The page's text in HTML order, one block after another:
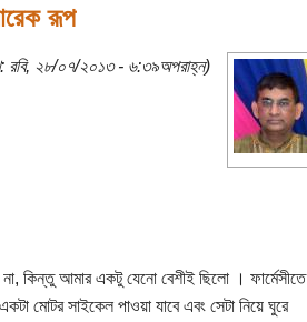
রূপ
রবি, ২৮/০৭/২০১৩ - ৬:৩৯অপরাহ্ন)
না, কিন্তু আমার একটু যেনো বেশীই ছিলো । ফার্মেসীতে
মোটর সাইকেল পাওয়া যাবে এবং সেটা নিয়ে ঘুরে